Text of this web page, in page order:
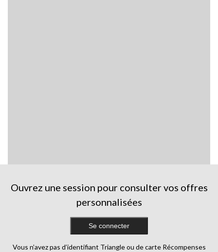
Ouvrez une session pour consulter vos offres
personnalisées
Se connecter
Vous n’avez pas d’identifiant Triangle ou de carte Récompenses